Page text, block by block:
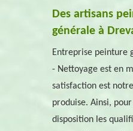
Des artisans
générale à
Entreprise peinture
- Nettoyage est en
satisfaction est
produise. Ainsi,
disposition les